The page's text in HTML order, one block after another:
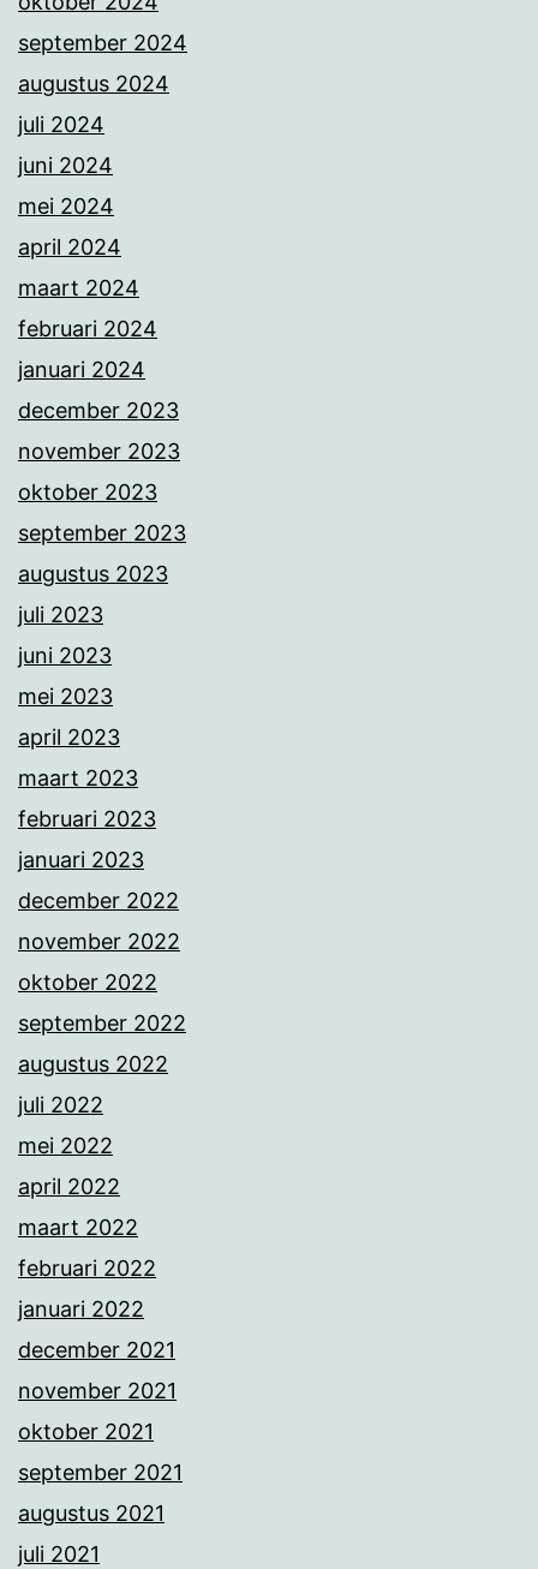
september 2024
augustus 2024
juli 2024
juni 2024
mei 2024
april 2024
maart 2024
februari 2024
januari 2024
december 2023
november 2023
oktober 2023
september 2023
augustus 2023
juli 2023
juni 2023
mei 2023
april 2023
maart 2023
februari 2023
januari 2023
december 2022
november 2022
oktober 2022
september 2022
augustus 2022
juli 2022
mei 2022
april 2022
maart 2022
februari 2022
januari 2022
december 2021
november 2021
oktober 2021
september 2021
augustus 2021
juli 2021